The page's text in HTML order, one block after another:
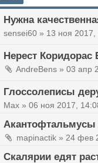
Нужна
sensei60 » 13 ноя 2017,
Нерест Коридорас
AndreBens » 03 апр
Глоссолеписы
Max » 06 ноя 2017,
mapinactik » 24 фев
Скалярии едят